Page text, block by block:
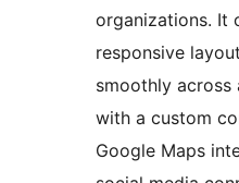
organizations. It
responsive
smoothly across
with a custom
Google Maps